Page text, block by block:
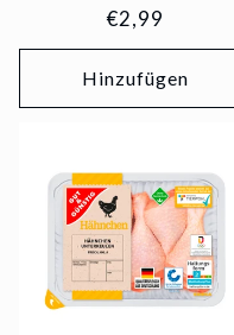
Normaler
Preis
€2,99
Hinzufügen